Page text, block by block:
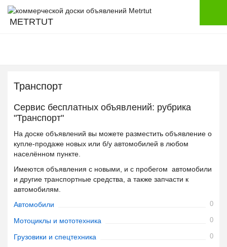
METRTUT
Транспорт
Сервис бесплатных объявлений: рубрика
"Транспорт"
На доске объявлений вы можете разместить объявление о
купле-продаже новых или б/у автомобилей в любом
населённом пункте.
Имеются объявления с новыми, и с пробегом автомобили
и другие транспортные средства, а также запчасти к
автомобилям.
Автомобили
0
Мотоциклы и мототехника 0
Грузовики и спецтехника 0